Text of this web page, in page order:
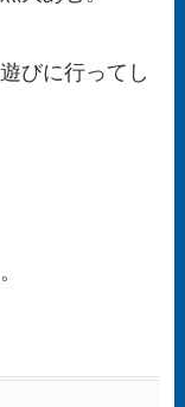
びに行ってし